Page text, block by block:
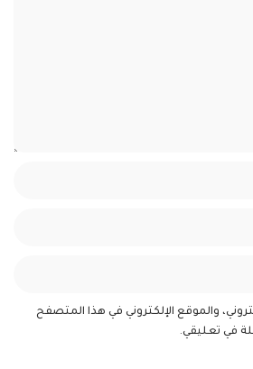
والموقع الإلكتروني في هذا المتصفح
في تعليقي.